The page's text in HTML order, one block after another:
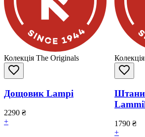
Колекція The Originals
Дощовик Lampi
2290 ₴
+
Штани
1790 ₴
+